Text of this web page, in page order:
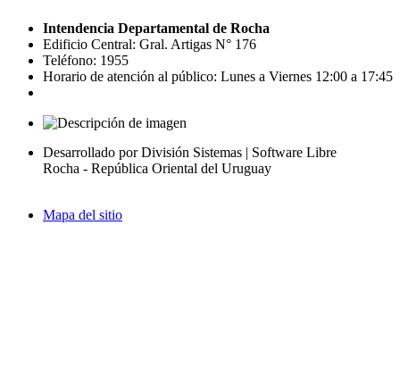
Intendencia Departamental de Rocha
Edificio Central: Gral. Artigas N° 176
Teléfono: 1955
Horario de atención al público: Lunes a Viernes 12:00 a 17:45
Desarrollado por División Sistemas | Software Libre
Rocha - República Oriental del Uruguay
Mapa del sitio